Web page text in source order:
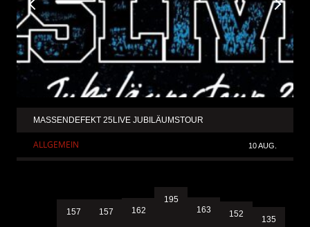
MASSENDEFEKT 25LIVE JUBILÄUMSTOUR
ALLGEMEIN 10 AUG.
157 157 162
195
163 152
135